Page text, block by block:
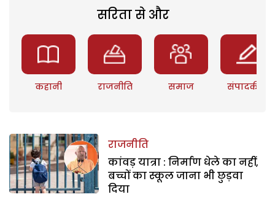
सरिता से और
कहानी राजनीति समाज संपादकीय
राजनीति
कांवड़ यात्रा : निर्माण धेले का नहीं,
बच्चों का स्कूल जाना भी छुड़वा
दिया